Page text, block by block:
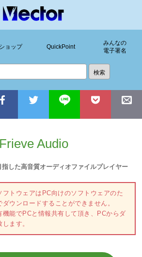
ョップ QuickPoint
みんなの
電子署名
Frieve Audio
指した高音質オーディオファイルプレイヤー
フトウェアはPC向けのソフトウェアのた
ウンロードすることができません。
機能でPCと情報共有して頂き、PCからダ
ます。